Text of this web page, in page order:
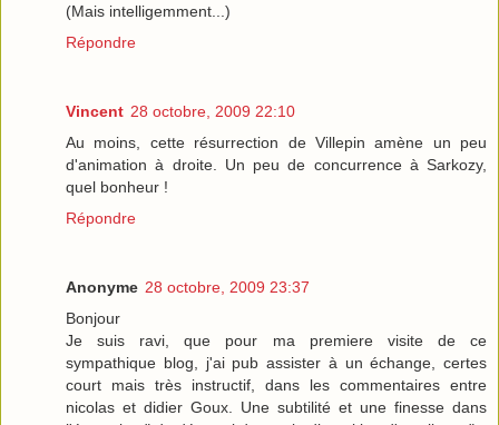
(Mais intelligemment...)
Répondre
Vincent 28 octobre, 2009 22:10
Au moins, cette résurrection de Villepin amène un peu
d'animation à droite. Un peu de concurrence à Sarkozy,
quel bonheur !
Répondre
Anonyme 28 octobre, 2009 23:37
Bonjour
Je suis ravi, que pour ma premiere visite de ce
sympathique blog, j'ai pub assister à un échange, certes
court mais très instructif, dans les commentaires entre
nicolas et didier Goux. Une subtilité et une finesse dans